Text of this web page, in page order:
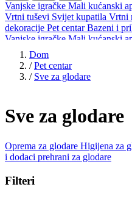
Vanjske igračke Mali kućanski
Vrtni tuševi Svijet kupatila Vrtni
dekoracije Pet centarBazeni i
Vanjske igračke Mali kućanski
Vrtni tuševi
dekoracijePet centar
Dom
/ Pet centar
/ Sve za glodare
Sve za glodare
Oprema za glodare Higijena za
i dodaci prehrani za glodare
Filteri